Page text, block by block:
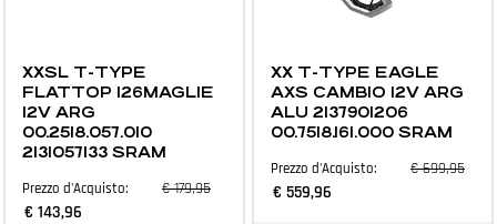
XXSL T-TYPE
FLATTOP 126MAGLIE
12V ARG
00.2518.057.010
2131057133 SRAM
Prezzo d'Acquisto: € 179,95
€ 143,96
XX T-TYPE EAGLE
AXS CAMBIO 12V ARG
ALU 2137901206
00.7518.161.000 SRAM
Prezzo d'Acquisto: € 699,95
€ 559,96